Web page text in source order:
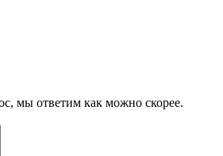
мы ответим как можно скорее.